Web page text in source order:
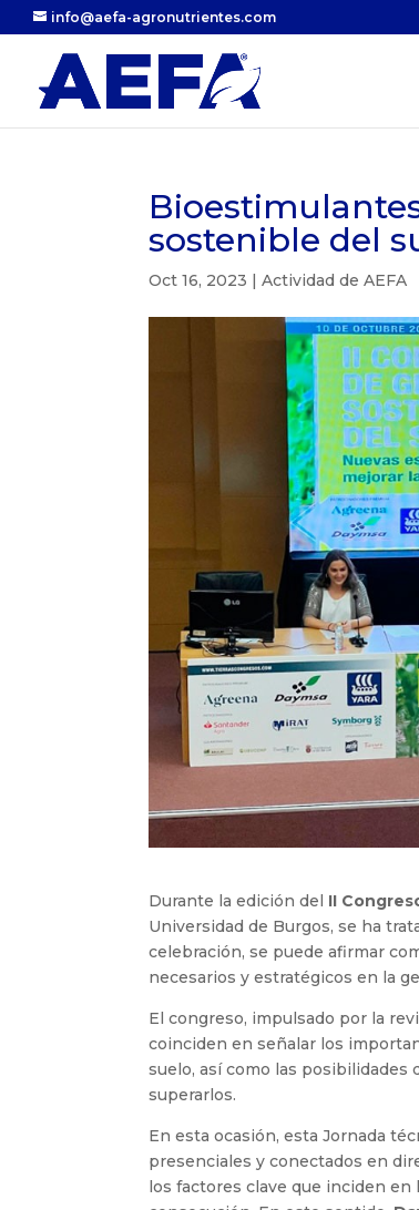
info@aefa-agronutrientes.com
sostenible del
Oct 16, 2023 |Actividad de AEFA
Durante la edición del II
Universidad de Burgos, se ha
celebración, se puede afirmar
necesarios y estratégicos en la
El congreso, impulsado por la
coinciden en señalar los
suelo, así como las
superarlos.
En esta ocasión, esta Jornada
presenciales y conectados en
los factores clave que inciden